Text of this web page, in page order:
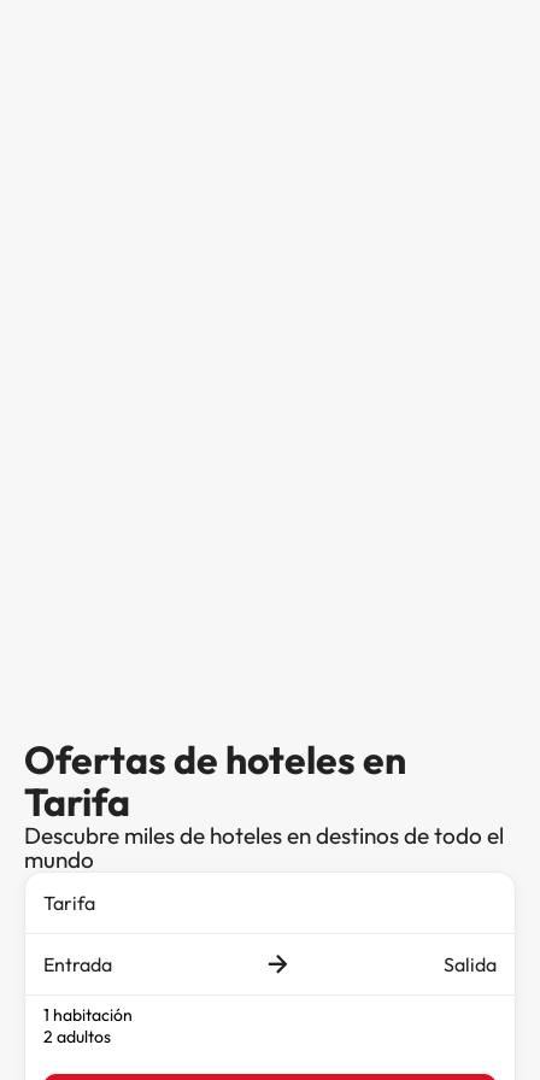
Ofertas de hoteles en
Tarifa
Descubre miles de hoteles en destinos de todo el
mundo
Entrada Salida
1 habitación
2 adultos